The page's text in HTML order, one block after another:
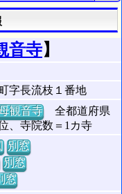
音寺】
字長流枝１番地
観音寺全都道府県
、寺院数＝1カ寺
別窓
別窓
窓